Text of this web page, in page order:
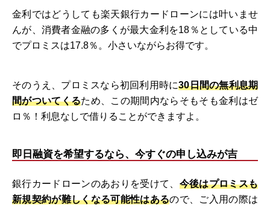
金利ではどうしても楽天銀行カードローンには叶いませ
んが、消費者金融の多くが最大金利を18％としている中
でプロミスは17.8％。小さいながらお得です。
そのうえ、プロミスなら初回利用時に30日間の無利息期
間がついてくるため、この期間内ならそもそも金利はゼ
ロ％！利息なしで借りることができますよ。
即日融資を希望するなら、今すぐの申し込みが吉
銀行カードローンのあおりを受けて、 今後はプロミスも
新規契約が難しくなる可能性はあるので、ご入用の際は